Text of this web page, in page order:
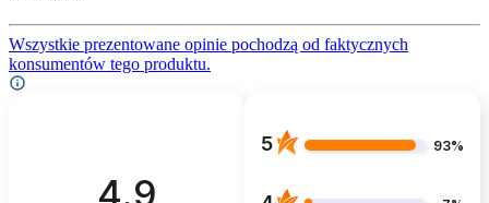
Wszystkie prezentowane opinie pochodzą od faktycznych
konsumentów tego produktu.
4.9
5 93%